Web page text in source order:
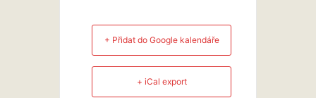
+ Přidat do Google kalendáře
+ iCal export